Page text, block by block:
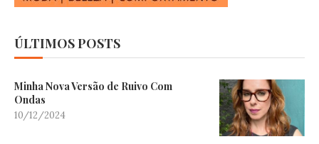
ÚLTIMOS POSTS
Minha Nova Versão de Ruivo Com
Ondas
10/12/2024